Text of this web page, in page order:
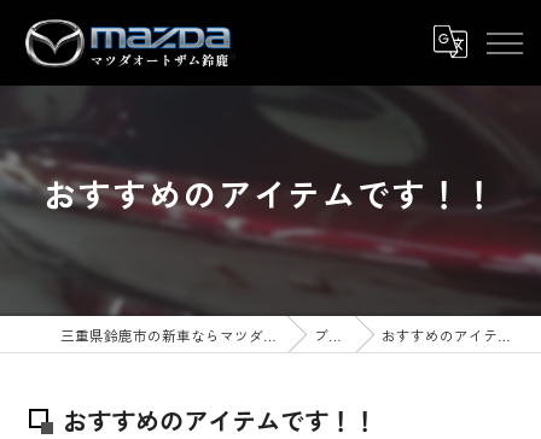
おすすめのアイテムです！！
ブログ おすすめのアイテムです！！
おすすめのアイテムです！！